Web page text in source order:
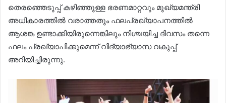
തെരഞ്ഞെടുപ്പ് കഴിഞ്ഞുള്ള ഭരണമാറ്റവും മുഖ്യമന്ത്രി
അധികാരത്തിൽ വരാത്തതും ഫലപ്രഖ്യാപനത്തിൽ
ആശങ്ക ഉണ്ടാക്കിയിരുന്നെങ്കിലും നിശ്ചയിച്ച ദിവസം തന്നെ
ഫലം പ്രഖ്യാപിക്കുമെന്ന് വിദ്യാഭ്യാസ വകുപ്പ്
അറിയിച്ചിരുന്നു.